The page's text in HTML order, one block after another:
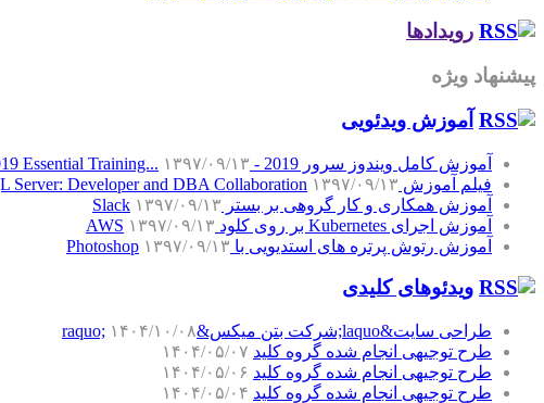
رویدادها
پیشنهاد ویژه
آموزش‌ ویدئویی
آموزش کامل ویندوز سرور 2019 - Windows Server 2019 Essential Training...
۱۳۹۷/۰۹/۱۳
فیلم آموزش SQL Server: Developer and DBA Collaboration ۱۳۹۷/۰۹/۱۳
آموزش همکاری و کار گروهی بر بستر Slack ۱۳۹۷/۰۹/۱۳
آموزش اجرای Kubernetes بر روی کلود AWS
۱۳۹۷/۰۹/۱۳
آموزش رتوش پرتره های استدیویی با Photoshop ۱۳۹۷/۰۹/۱۳
ویدئوهای کلیدی
طراحی سایت&laquo;شرکت بتن میکس&raquo;
۱۴۰۴/۱۰/۰۸
طرح توجیهی انجام شده گروه کلید ۱۴۰۴/۰۵/۰۷
طرح توجیهی انجام شده گروه کلید ۱۴۰۴/۰۵/۰۶
طرح توجیهی انجام شده گروه کلید ۱۴۰۴/۰۵/۰۴